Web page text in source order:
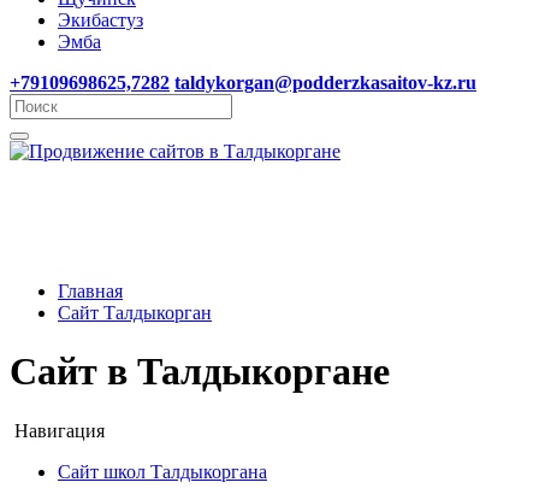
Экибастуз
Эмба
+79109698625,7282 taldykorgan@podderzkasaitov-kz.ru
Главная
Сайт Талдыкорган
Сайт в Талдыкоргане
Навигация
Сайт школ Талдыкоргана